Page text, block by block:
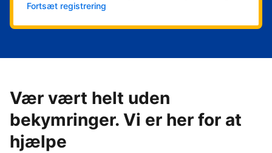
Fortsæt registrering
Vær vært helt uden
bekymringer. Vi er her for at
hjælpe